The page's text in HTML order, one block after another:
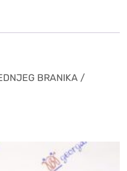
BRANIKA /